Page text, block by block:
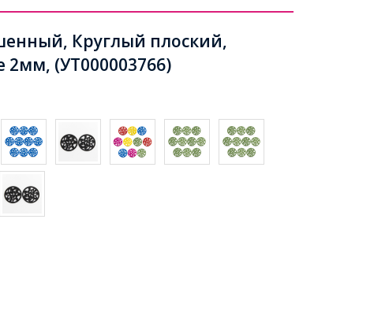
Круглый плоский,
(УТ000003766)